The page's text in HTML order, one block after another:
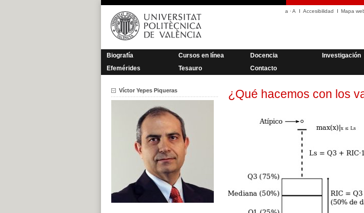
Saltar
contenido
a ·A Accesibilidad Mapa
Biografía Cursos en línea Docencia Investigación
Efemérides
Tesauro Contacto
¿Qué hacemos con los
Víctor Yepes Piqueras